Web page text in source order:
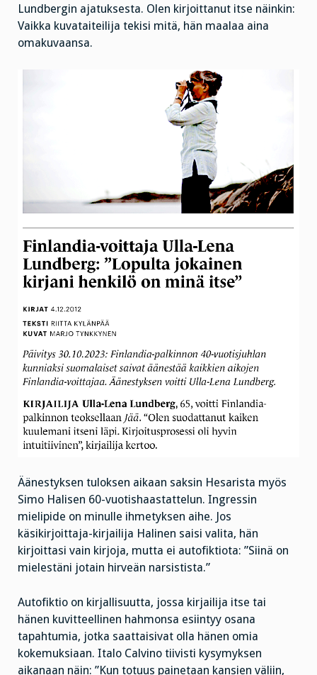
Lundbergin ajatuksesta. Olen kirjoittanut itse näinkin:
Vaikka kuvataiteilija tekisi mitä, hän maalaa aina
omakuvaansa.
Äänestyksen tuloksen aikaan saksin Hesarista myös
Simo Halisen 60-vuotishaastattelun. Ingressin
mielipide on minulle ihmetyksen aihe. Jos
käsikirjoittaja-kirjailija Halinen saisi valita, hän
kirjoittasi vain kirjoja, mutta ei autofiktiota: ”Siinä on
mielestäni jotain hirveän narsistista.”
Autofiktio on kirjallisuutta, jossa kirjailija itse tai
hänen kuvitteellinen hahmonsa esiintyy osana
tapahtumia, jotka saattaisivat olla hänen omia
kokemuksiaan. Italo Calvino tiivisti kysymyksen
aikanaan näin: ”Kun totuus painetaan kansien väliin,